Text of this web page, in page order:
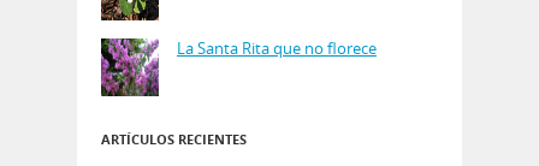
La Santa Rita que no florece
ARTÍCULOS RECIENTES